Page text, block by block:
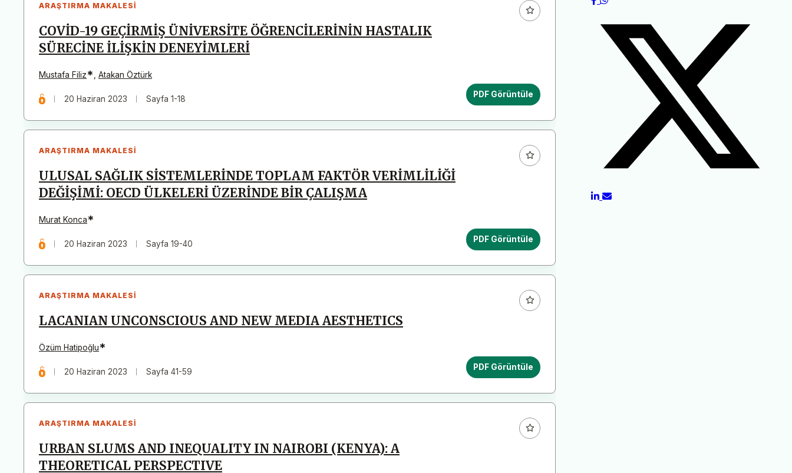
ARAŞTIRMA MAKALESI
COVİD-19 GEÇİRMİŞ ÜNİVERSİTE ÖĞRENCİLERİNİN HASTALIK
SÜRECİNE İLİŞKİN DENEYİMLERİ
Mustafa Filiz* Atakan Öztürk
20 Haziran 2023 Sayfa 1-18 PDF Görüntüle
ARAŞTIRMA MAKALESI
ULUSAL SAĞLIK SİSTEMLERİNDE TOPLAM FAKTÖR VERİMLİLİĞİ
DEĞİŞİMİ: OECD ÜLKELERİ ÜZERİNDE BİR ÇALIŞMA
Murat Konca*
20 Haziran 2023 Sayfa 19-40 PDF Görüntüle
ARAŞTIRMA MAKALESI
LACANIAN UNCONSCIOUS AND NEW MEDIA AESTHETICS
Özüm Hatipoğlu*
20 Haziran 2023 Sayfa 41-59 PDF Görüntüle
ARAŞTIRMA MAKALESI
URBAN SLUMS AND INEQUALITY IN NAIROBI (KENYA): A
THEORETICAL PERSPECTIVE